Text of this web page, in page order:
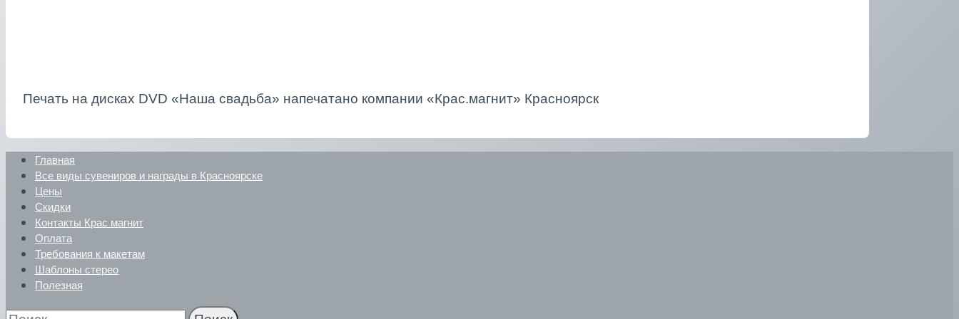
Печать на дисках DVD «Наша свадьба» напечатано компании «Крас.магнит» Красноярск
Главная
Все виды сувениров и награды в Красноярске
Цены
Скидки
Контакты Крас магнит
Оплата
Требования к макетам
Шаблоны стерео
Полезная
Найти: